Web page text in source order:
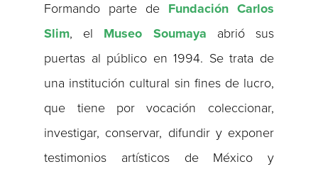
Formando parte de Fundación Carlos
Slim, el Museo Soumaya abrió sus
puertas al público en 1994. Se trata de
una institución cultural sin fines de lucro,
que tiene por vocación coleccionar,
investigar, conservar, difundir y exponer
testimonios artísticos de México y